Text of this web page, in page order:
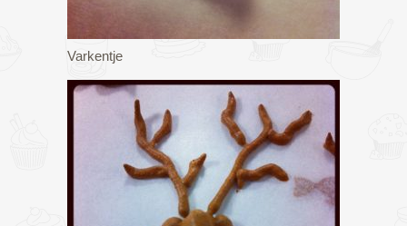
Varkentje